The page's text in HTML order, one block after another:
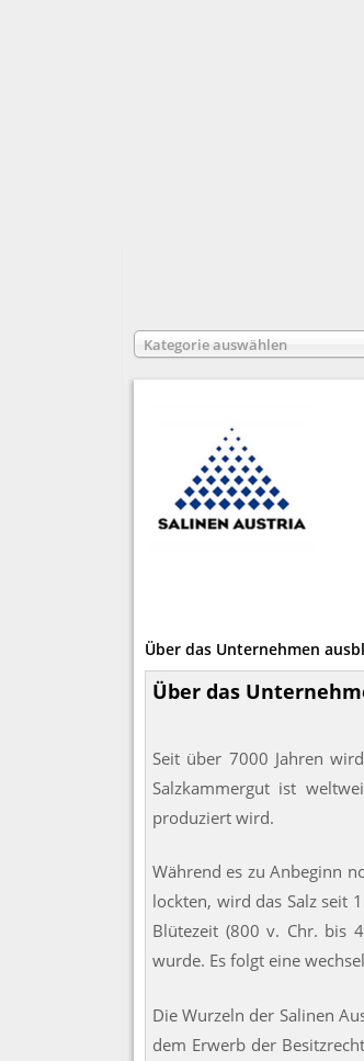
Kategorie auswählen
Über das Unternehmen
Über das
Seit über 7000 Jahren
Salzkammergut ist
produziert wird.
Während es zu Anbeginn
lockten, wird das Salz seit
Blütezeit (800 v. Chr. bis
wurde. Es folgt eine
Die Wurzeln der Salinen
dem Erwerb der